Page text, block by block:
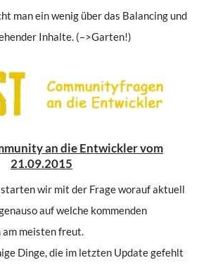
man ein wenig über das Balancing und
Inhalte. (–>Garten!)
an die Entwickler vom
21.09.2015
wir mit der Frage worauf aktuell
auf welche kommenden
am meisten freut.
Dinge, die im letzten Update gefehlt